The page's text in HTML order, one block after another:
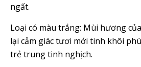
ngất.
Loại có màu trắng: Mùi hương
lại cảm giác tươi mới tinh khôi
trẻ trung tinh nghịch.